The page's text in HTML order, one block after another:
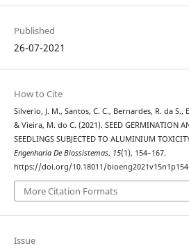
Published
26-07-2021
How to Cite
Silverio, J. M., Santos, C. C., Bernardes, R. da
& Vieira, M. do C. (2021). SEED GERMINATION
SEEDLINGS SUBJECTED TO ALUMINIUM
Engenharia De Biossistemas, 15(1), 154–167.
https://doi.org/10.18011/
More Citation Formats
Issue